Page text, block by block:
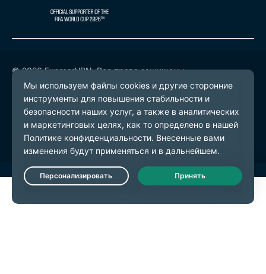
© 2026 ExpressVPN. Все права защищены.
Политика конфиденциальности
Условия предоставления услуг
Настройки файлов cookie
Live Chat